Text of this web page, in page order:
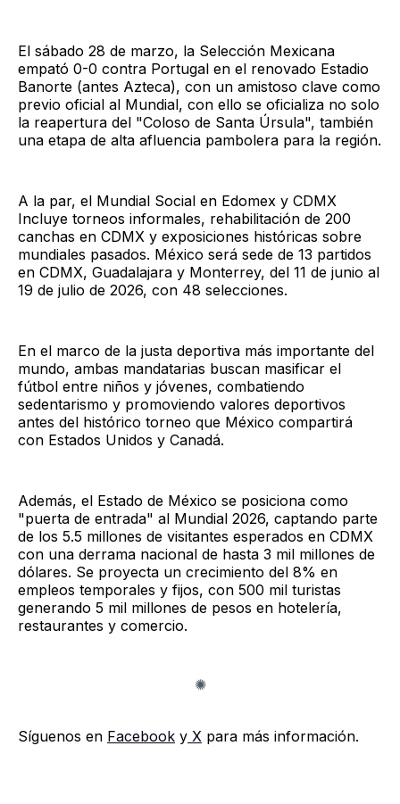
El sábado 28 de marzo, la Selección Mexicana
empató 0-0 contra Portugal en el renovado Estadio
Banorte (antes Azteca), con un amistoso clave como
previo oficial al Mundial, con ello se oficializa no solo
la reapertura del "Coloso de Santa Úrsula", también
una etapa de alta afluencia pambolera para la región.
A la par, el Mundial Social en Edomex y CDMX
Incluye torneos informales, rehabilitación de 200
canchas en CDMX y exposiciones históricas sobre
mundiales pasados. México será sede de 13 partidos
en CDMX, Guadalajara y Monterrey, del 11 de junio al
19 de julio de 2026, con 48 selecciones.
En el marco de la justa deportiva más importante del
mundo, ambas mandatarias buscan masificar el
fútbol entre niños y jóvenes, combatiendo
sedentarismo y promoviendo valores deportivos
antes del histórico torneo que México compartirá
con Estados Unidos y Canadá.
Además, el Estado de México se posiciona como
"puerta de entrada" al Mundial 2026, captando parte
de los 5.5 millones de visitantes esperados en CDMX
con una derrama nacional de hasta 3 mil millones de
dólares. Se proyecta un crecimiento del 8% en
empleos temporales y fijos, con 500 mil turistas
generando 5 mil millones de pesos en hotelería,
restaurantes y comercio.
Síguenos en Facebook y X para más información.